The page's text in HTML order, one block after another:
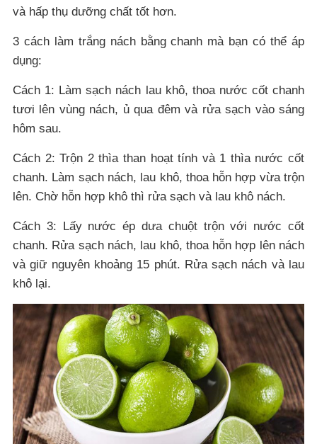
và hấp thụ dưỡng chất tốt hơn.
3 cách làm trắng nách bằng chanh mà bạn có thể áp
dụng:
Cách 1: Làm sạch nách lau khô, thoa nước cốt chanh
tươi lên vùng nách, ủ qua đêm và rửa sạch vào sáng
hôm sau.
Cách 2: Trộn 2 thìa than hoạt tính và 1 thìa nước cốt
chanh. Làm sạch nách, lau khô, thoa hỗn hợp vừa trộn
lên. Chờ hỗn hợp khô thì rửa sạch và lau khô nách.
Cách 3: Lấy nước ép dưa chuột trộn với nước cốt
chanh. Rửa sạch nách, lau khô, thoa hỗn hợp lên nách
và giữ nguyên khoảng 15 phút. Rửa sạch nách và lau
khô lại.